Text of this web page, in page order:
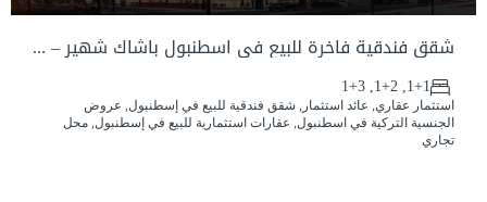
شقق فندقية فاخرة للبيع في اسطنبول باشاك شهير – استثمار عقاري وحصص تجارية مناسبة للجنسية التركية
1+1, 1+2, 1+3
استثمار عقاري, عائد استثمار, شقق فندقية للبيع في إسطنبول, عروض
الجنسية التركية في اسطنبول, عقارات استثمارية للبيع في إسطنبول, محل
تجاري